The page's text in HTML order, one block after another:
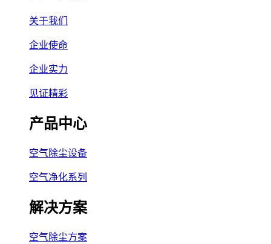
关于我们
企业使命
企业实力
见证精彩
产品中心
空气除尘设备
空气净化系列
解决方案
空气除尘方案